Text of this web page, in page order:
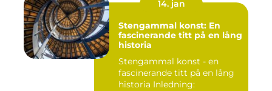
14. jan
Stengammal konst: En
fascinerande titt på en lång
historia
Stengammal konst - en
fascinerande titt på en lång
historia Inledning: